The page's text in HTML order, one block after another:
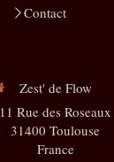
Contact
Zest' de Flow
11 Rue des Roseaux
31400 Toulouse
France